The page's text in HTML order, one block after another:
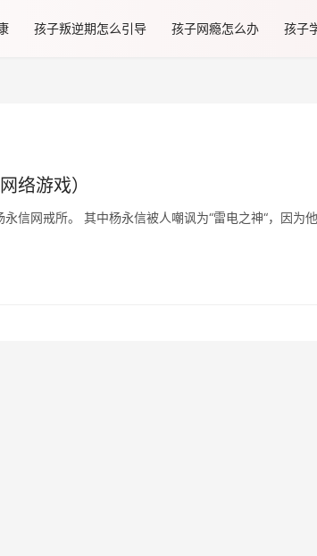
孩子叛逆期怎么引导 孩子网瘾怎么办 孩子
络游戏）
信网戒所。 其中杨永信被人嘲讽为“雷电之神“，因为